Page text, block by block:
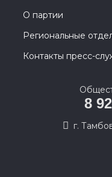
О партии
Региональные
Контакты пресс-
8
г.